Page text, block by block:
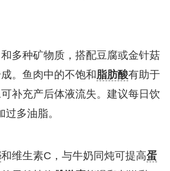
多种矿物质，搭配豆腐或金针菇
。鱼肉中的不饱和脂肪酸有助于
补充产后体液流失。建议每日饮
多油脂。
和维生素C，与牛奶同炖可提高蛋